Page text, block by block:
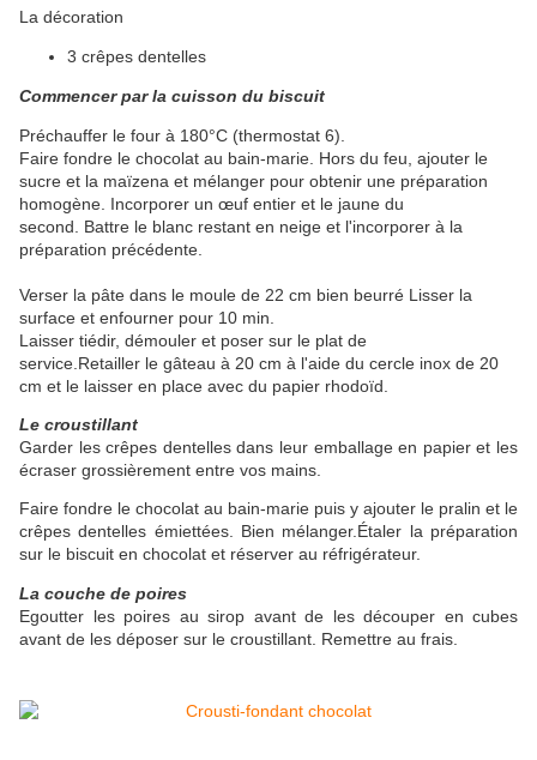
La décoration
3 crêpes dentelles
Commencer par la cuisson du biscuit
Préchauffer le four à 180°C (thermostat 6).
Faire fondre le chocolat au bain-marie. Hors du feu, ajouter le
sucre et la maïzena et mélanger pour obtenir une préparation
homogène. Incorporer un œuf entier et le jaune du
second. Battre le blanc restant en neige et l'incorporer à la
préparation précédente.
Verser la pâte dans le moule de 22 cm bien beurré Lisser la
surface et enfourner pour 10 min.
Laisser tiédir, démouler et poser sur le plat de
service. Retailler le gâteau à 20 cm à l'aide du cercle inox de 20
cm et le laisser en place avec du papier rhodoïd.
Le croustillant
Garder les crêpes dentelles dans leur emballage en papier et les
écraser grossièrement entre vos mains.
Faire fondre le chocolat au bain-marie puis y ajouter le pralin et le
crêpes dentelles émiettées. Bien mélanger.Étaler la préparation
sur le biscuit en chocolat et réserver au réfrigérateur.
La couche de poires
Egoutter les poires au sirop avant de les découper en cubes
avant de les déposer sur le croustillant. Remettre au frais.